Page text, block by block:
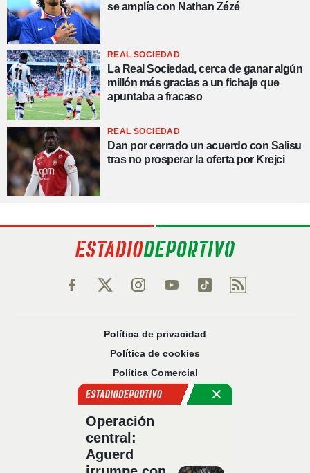
se amplía con Nathan Zézé
REAL SOCIEDAD
La Real Sociedad, cerca de ganar algún
millón más gracias a un fichaje que
apuntaba a fracaso
REAL SOCIEDAD
Dan por cerrado un acuerdo con Salisu
tras no prosperar la oferta por Krejci
Política de privacidad
Política de cookies
Política Comercial
Aviso legal
Sobre nosotros
Código Ético
Operación
central:
Aguerd